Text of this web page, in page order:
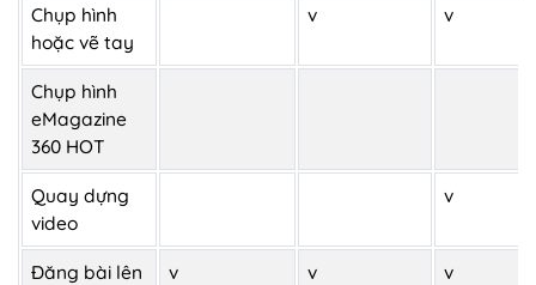
Chụp hình
hoặc vẽ tay
v v
Chụp hình
eMagazine
360 HOT
Quay dựng
video
v
Đăng bài lên
v v v